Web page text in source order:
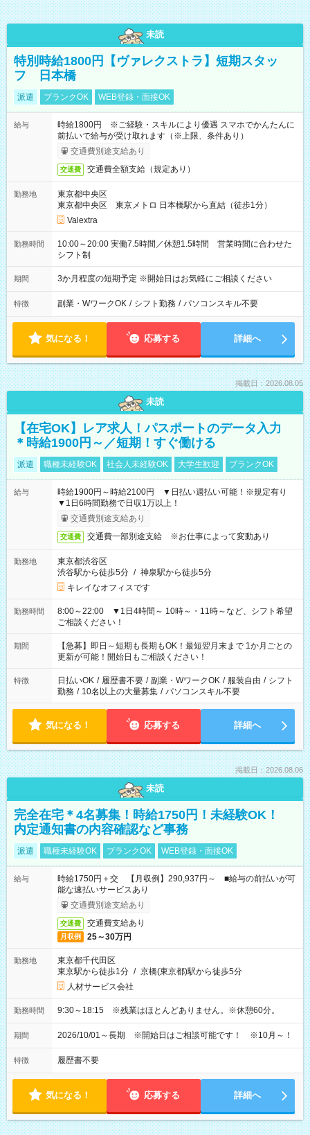
未読
特別時給1800円【ヴァレクストラ】短期スタッ
フ 日本橋
派遣 ブランクOK WEB登録・面接OK
給与
時給1800円 ※ご経験・スキルにより優遇 スマホでかんたんに
前払いで給与が受け取れます（※上限、条件あり）
交通費別途支給あり
交通費 交通費全額支給（規定あり）
勤務地
東京都中央区
東京都中央区 東京メトロ 日本橋駅から直結（徒歩1分）
Valextra
勤務時間
10:00～20:00 実働7.5時間／休憩1.5時間 営業時間に合わせた
シフト制
期間 3か月程度の短期予定 ※開始日はお気軽にご相談ください
特徴 副業・WワークOK / シフト勤務 / パソコンスキル不要
気になる！ 応募する 詳細へ
掲載日：2026.08.05
未読
【在宅OK】レア求人！パスポートのデータ入力
＊時給1900円～／短期！すぐ働ける
派遣 職種未経験OK 社会人未経験OK 大学生歓迎 ブランクOK
給与
時給1900円～時給2100円 ▼日払い週払い可能！※規定有り
▼1日6時間勤務で日収1万以上！
交通費別途支給あり
交通費 交通費一部別途支給 ※お仕事によって変動あり
勤務地
東京都渋谷区
渋谷駅から徒歩5分 / 神泉駅から徒歩5分
キレイなオフィスです
勤務時間
8:00～22:00 ▼1日4時間～ 10時～・11時～など、シフト希望
ご相談ください！
期間
【急募】即日～短期も長期もOK！最短翌月末まで 1か月ごとの
更新が可能！開始日もご相談ください！
特徴 日払いOK / 履歴書不要 / 副業・WワークOK / 服装自由 / シフト
勤務 / 10名以上の大量募集 / パソコンスキル不要
気になる！ 応募する 詳細へ
掲載日：2026.08.06
未読
完全在宅＊4名募集！時給1750円！未経験OK！
内定通知書の内容確認など事務
派遣 職種未経験OK ブランクOK WEB登録・面接OK
給与
時給1750円＋交 【月収例】290,937円～ ■給与の前払いが可
能な速払いサービスあり
交通費別途支給あり
交通費 交通費支給あり
月収例 25～30万円
勤務地
東京都千代田区
東京駅から徒歩1分 / 京橋(東京都)駅から徒歩5分
人材サービス会社
勤務時間 9:30～18:15 ※残業はほとんどありません。※休憩60分。
期間 2026/10/01～長期 ※開始日はご相談可能です！ ※10月～！
特徴 履歴書不要
気になる！ 応募する 詳細へ